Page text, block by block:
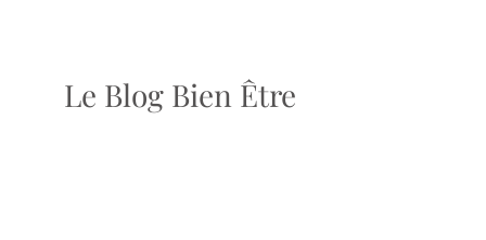
Le Blog Bien Être